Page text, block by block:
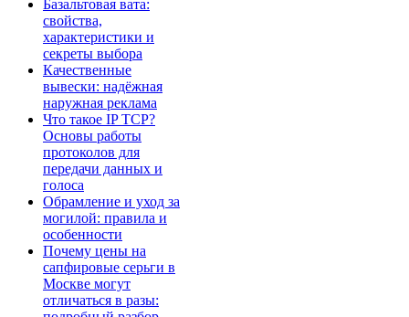
Базальтовая вата:
свойства,
характеристики и
секреты выбора
Качественные
вывески: надёжная
наружная реклама
Что такое IP TCP?
Основы работы
протоколов для
передачи данных и
голоса
Обрамление и уход за
могилой: правила и
особенности
Почему цены на
сапфировые серьги в
Москве могут
отличаться в разы: